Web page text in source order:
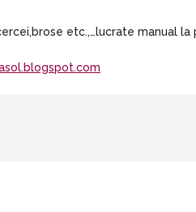
etc.,…lucrate manual